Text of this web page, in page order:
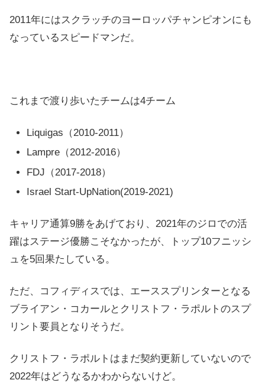
2011年にはスクラッチのヨーロッパチャンピオンにも
なっているスピードマンだ。
これまで渡り歩いたチームは4チーム
Liquigas（2010-2011）
Lampre（2012-2016）
FDJ（2017-2018）
Israel Start-UpNation(2019-2021)
キャリア通算9勝をあげており、2021年のジロでの活
躍はステージ優勝こそなかったが、トップ10フニッシ
ュを5回果たしている。
ただ、コフィディスでは、エーススプリンターとなる
ブライアン・コカールとクリストフ・ラポルトのスプ
リント要員となりそうだ。
クリストフ・ラポルトはまだ契約更新していないので
2022年はどうなるかわからないけど。